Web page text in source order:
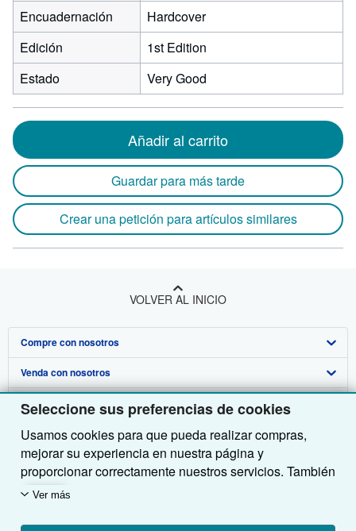
Seleccione sus preferencias de cookies
Usamos cookies para que pueda realizar compras,
mejorar su experiencia en nuestra página y
proporcionar correctamente nuestros servicios. También
utilizamos cookies para comprender el modo en que los
midiendo las visitas al sitio) y así poder realizar
Ver más
Encuadernación
Hardcover
Edición
1st Edition
Estado
Very Good
Añadir al carrito
Guardar para más tarde
Crear una petición para artículos similares
VOLVER AL INICIO
Compre con nosotros
Búsqueda avanzada
Colecciones
Mi cuenta
Mis pedidos
Ver carrito
Venda con nosotros
Comenzar a vender
Únase a nuestro programa de afiliados
Recomiende un vendedor
Sobre nosotros
Sobre IberLibro
Medios
Empleo
Política de Privacidad
Obtener Ayuda
Preguntas frecuentes y guías
Atención al Cliente
Otras compañías de AbeBooks
AbeBooks.com
AbeBooks.co.uk
Siga a IberLibro